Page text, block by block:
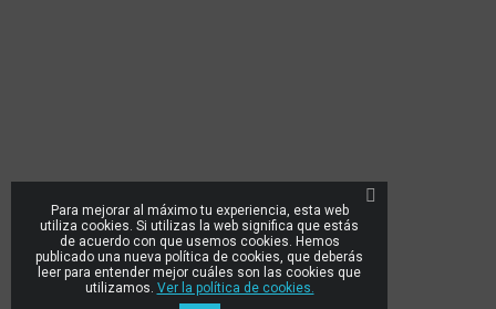
Para mejorar al máximo tu experiencia, esta web
utiliza cookies. Si utilizas la web significa que estás
de acuerdo con que usemos cookies. Hemos
publicado una nueva política de cookies, que deberás
leer para entender mejor cuáles son las cookies que
utilizamos. Ver la política de cookies.